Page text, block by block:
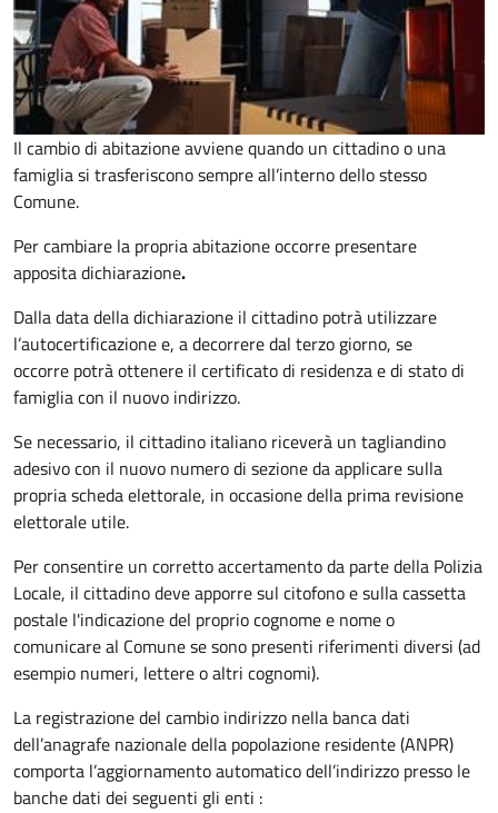
Il cambio di abitazione avviene quando un cittadino o una
famiglia si trasferiscono sempre all’interno dello stesso
Comune.
Per cambiare la propria abitazione occorre presentare
appositadichiarazione.
Dalla data della dichiarazione il cittadino potrà utilizzare
l’autocertificazione e, a decorrere dal terzo giorno, se
occorre potrà ottenere il certificato di residenza e di stato di
famiglia con il nuovo indirizzo.
Se necessario, il cittadino italiano riceverà un tagliandino
adesivo con il nuovo numero di sezione da applicare sulla
propria scheda elettorale, in occasione della prima revisione
elettorale utile.
Per consentire un corretto accertamento da parte della Polizia
Locale, il cittadino deve apporre sul citofono e sulla cassetta
postale l'indicazione del proprio cognome e nome o
comunicare al Comune se sono presenti riferimenti diversi (ad
esempio numeri, lettere o altri cognomi).
La registrazione del cambio indirizzo nella banca dati
dell’anagrafe nazionale della popolazione residente (ANPR)
comporta l’aggiornamento automatico dell’indirizzo presso le
banche dati dei seguenti gli enti :